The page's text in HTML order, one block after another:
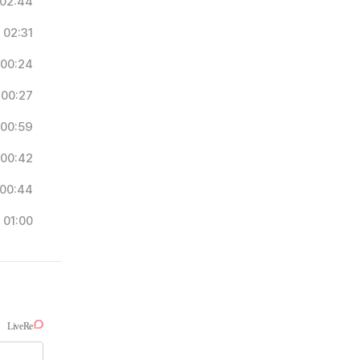
02:31
00:24
00:27
00:59
00:42
00:44
01:00